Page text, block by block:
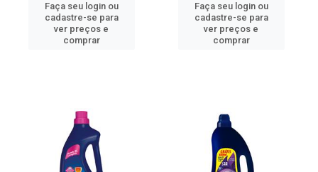
Faça seu login ou
cadastre-se para
ver preços e
comprar
Faça seu login ou
cadastre-se para
ver preços e
comprar